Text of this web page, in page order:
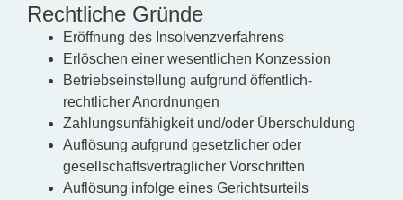
Rechtliche Gründe
Eröffnung des Insolvenzverfahrens
Erlöschen einer wesentlichen Konzession
Betriebseinstellung aufgrund öffentlich-
rechtlicher Anordnungen
Zahlungsunfähigkeit und/oder Überschuldung
Auflösung aufgrund gesetzlicher oder
gesellschaftsvertraglicher Vorschriften
Auflösung infolge eines Gerichtsurteils